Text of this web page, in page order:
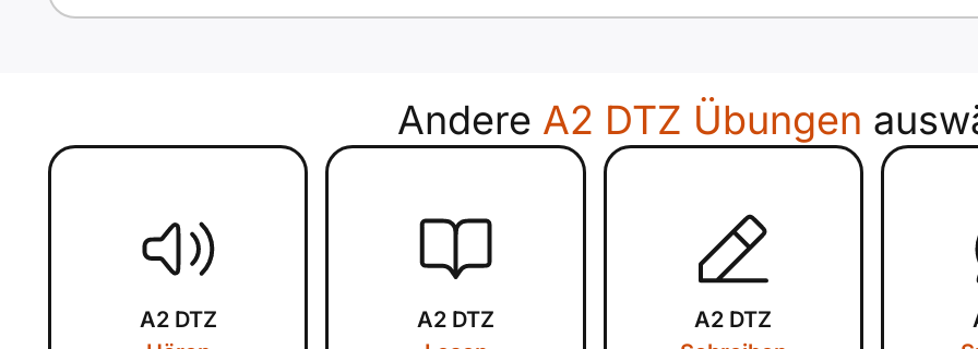
Andere A2 DTZ Übungen
A2 DTZ
A2 DTZ
A2 DTZ